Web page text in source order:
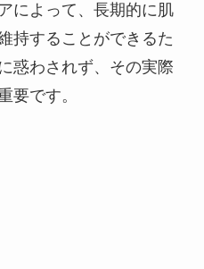
によって、長期的に肌
持することができるた
惑わされず、その実際
要です。